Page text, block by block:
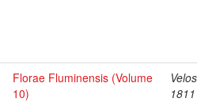
Florae Fluminensis (Volume
10)
1811